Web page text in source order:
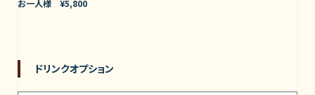
お一人様 ¥5,800
ドリンクオプション